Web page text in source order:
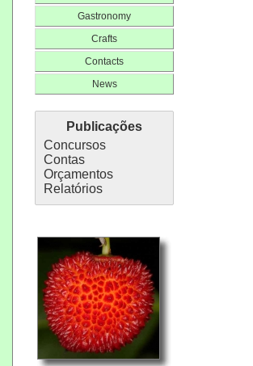
Gastronomy
Crafts
Contacts
News
Publicações
Concursos
Contas
Orçamentos
Relatórios